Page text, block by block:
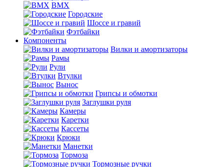
BMX
Городские
Шоссе и гравий
Фэтбайки
Компоненты
Вилки и амортизаторы
Рамы
Рули
Втулки
Вынос
Грипсы и обмотки
Заглушки руля
Камеры
Каретки
Кассеты
Крюки
Манетки
Тормоза
Тормозные ручки